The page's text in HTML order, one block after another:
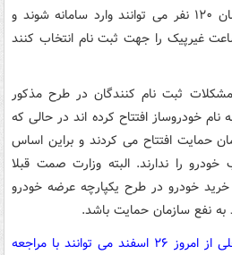
وی گفت: در حال حاضر همزمان ۱۲۰ نفر می توانند وارد سامانه شوند و
غیرپیک را جهت ثبت نام انتخاب کنند
ثبت نام کنندگان در طرح مذکور
خودروساز افتتاح کرده اند در حالی که
حمایت افتتاح می کردند و براین اساس
خودرو را ندارند. البته وزارت صمت قبلا
خرید خودرو در طرح یکپارچه عرضه خودرو
نفع سازمان حمایت باشد.
متقاضیان خرید خودروهای داخلی از امروز ۲۶ اسفند می توانند با مراجعه